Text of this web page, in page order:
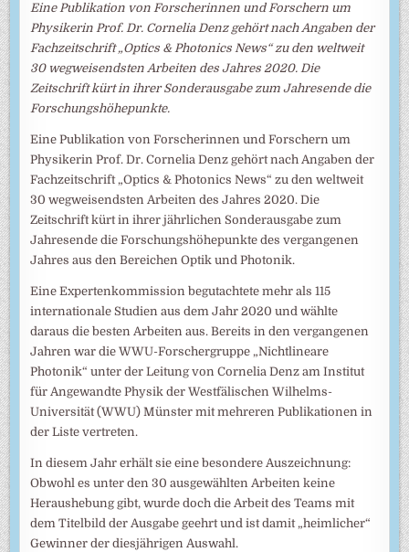
Eine Publikation von Forscherinnen und Forschern um
Physikerin Prof. Dr. Cornelia Denz gehört nach Angaben der
Fachzeitschrift „Optics & Photonics News“ zu den weltweit
30 wegweisendsten Arbeiten des Jahres 2020. Die
Zeitschrift kürt in ihrer Sonderausgabe zum Jahresende die
Forschungshöhepunkte.
Eine Publikation von Forscherinnen und Forschern um
Physikerin Prof. Dr. Cornelia Denz gehört nach Angaben der
Fachzeitschrift „Optics & Photonics News“ zu den weltweit
30 wegweisendsten Arbeiten des Jahres 2020. Die
Zeitschrift kürt in ihrer jährlichen Sonderausgabe zum
Jahresende die Forschungshöhepunkte des vergangenen
Jahres aus den Bereichen Optik und Photonik.
Eine Expertenkommission begutachtete mehr als 115
internationale Studien aus dem Jahr 2020 und wählte
daraus die besten Arbeiten aus. Bereits in den vergangenen
Jahren war die WWU-Forschergruppe „Nichtlineare
Photonik“ unter der Leitung von Cornelia Denz am Institut
für Angewandte Physik der Westfälischen Wilhelms-
Universität (WWU) Münster mit mehreren Publikationen in
der Liste vertreten.
In diesem Jahr erhält sie eine besondere Auszeichnung:
Obwohl es unter den 30 ausgewählten Arbeiten keine
Heraushebung gibt, wurde doch die Arbeit des Teams mit
dem Titelbild der Ausgabe geehrt und ist damit „heimlicher“
Gewinner der diesjährigen Auswahl.